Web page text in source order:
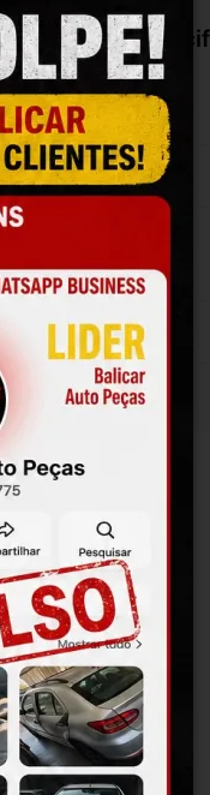
Marca:
Número De Peça:
Posição:
Lado:
Cor:
Tipo De Veículo:
Motivo De GTIN Vacío: